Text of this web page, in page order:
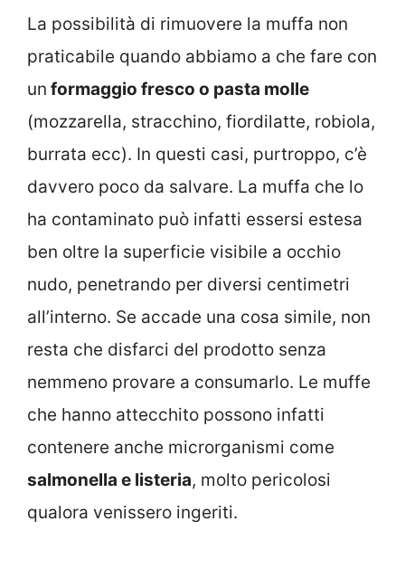
La possibilità di rimuovere la muffa non
praticabile quando abbiamo a che fare con
un formaggio fresco o pasta molle
(mozzarella, stracchino, fiordilatte, robiola,
burrata ecc). In questi casi, purtroppo, c’è
davvero poco da salvare. La muffa che lo
ha contaminato può infatti essersi estesa
ben oltre la superficie visibile a occhio
nudo, penetrando per diversi centimetri
all’interno. Se accade una cosa simile, non
resta che disfarci del prodotto senza
nemmeno provare a consumarlo. Le muffe
che hanno attecchito possono infatti
contenere anche microrganismi come
salmonella e listeria, molto pericolosi
qualora venissero ingeriti.